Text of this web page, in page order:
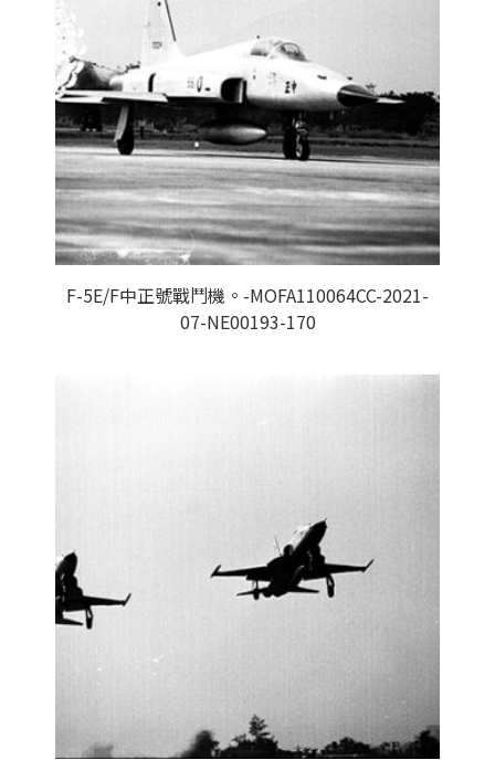
F-5E/F中正號戰鬥機。-MOFA110064CC-2021-
07-NE00193-170